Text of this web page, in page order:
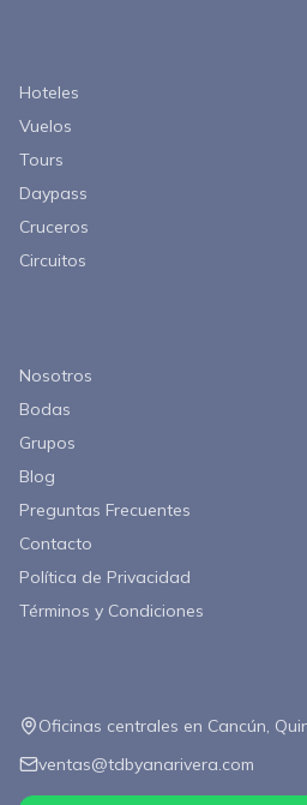
Hoteles
Vuelos
Tours
Daypass
Cruceros
Circuitos
Nosotros
Bodas
Grupos
Blog
Preguntas Frecuentes
Contacto
Política de Privacidad
Términos y Condiciones
Oficinas centrales en Cancún,
ventas@tdbyanarivera.com